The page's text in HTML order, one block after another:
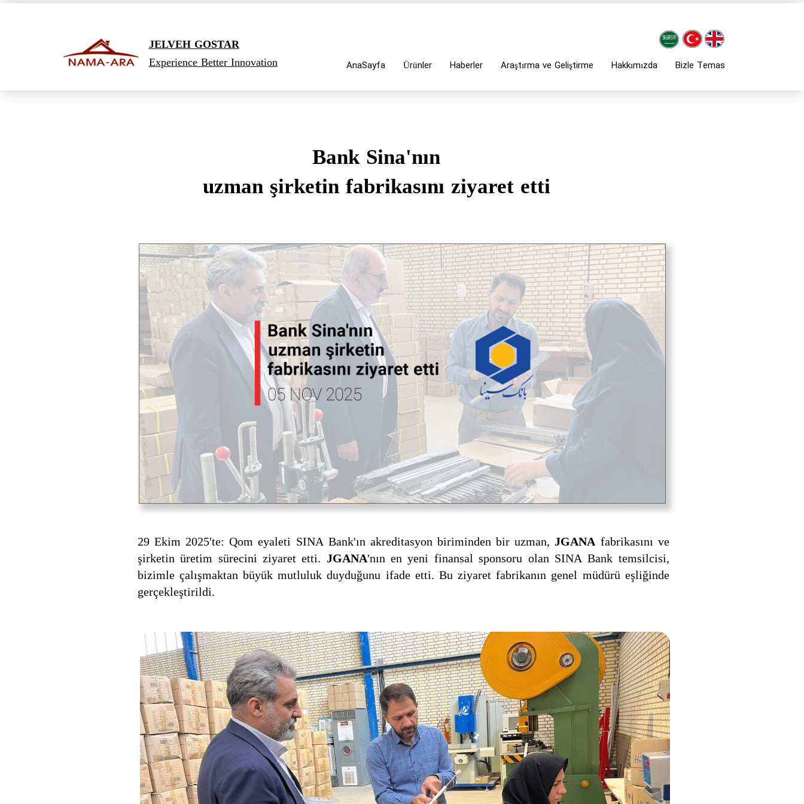
JELVEH GOSTAR
Experience Better Innovation
Bizle Temas
Hakkımızda
Araştırma ve Geliştirme
Haberler
Ürünler
AnaSayfa
Bank Sina'nın​​​​​
​​​​​​​uzman şirketin fabrikasını ziyaret etti
29 Ekim 2025'te: Qom eyaleti SINA Bank'ın akreditasyon biriminden bir uzman,JGANAfabrikasını ve
şirketin üretim sürecini ziyaret etti. JGANA'nın en yeni finansal sponsoru olan SINA Bank temsilcisi,
bizimle çalışmaktan büyük mutluluk duyduğunu ifade etti. Bu ziyaret fabrikanın genel müdürü eşliğinde
gerçekleştirildi.